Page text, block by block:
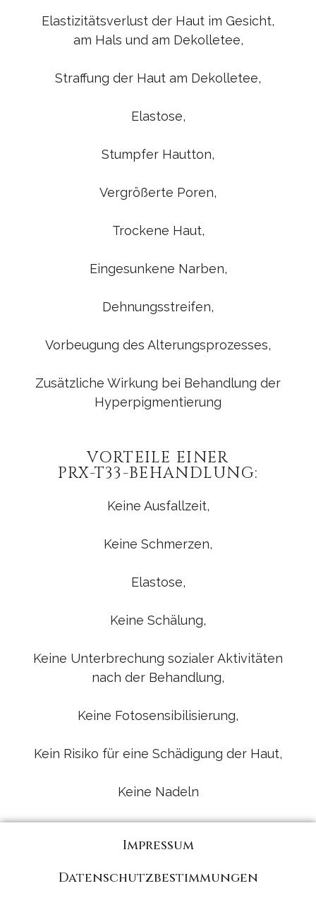
Elastizitätsverlust der Haut im Gesicht,
am Hals und am Dekolletee,
Straffung der Haut am Dekolletee,
Elastose,
Stumpfer Hautton,
Vergrößerte Poren,
Trockene Haut,
Eingesunkene Narben,
Dehnungsstreifen,
Vorbeugung des Alterungsprozesses,
Zusätzliche Wirkung bei Behandlung der
Hyperpigmentierung
VORTEILE EINER
PRX-T33-BEHANDLUNG:
Keine Ausfallzeit,
Keine Schmerzen,
Elastose,
Keine Schälung,
Keine Unterbrechung sozialer Aktivitäten
nach der Behandlung,
Keine Fotosensibilisierung,
Kein Risiko für eine Schädigung der Haut,
Keine Nadeln
Impressum
Datenschutzbestimmungen